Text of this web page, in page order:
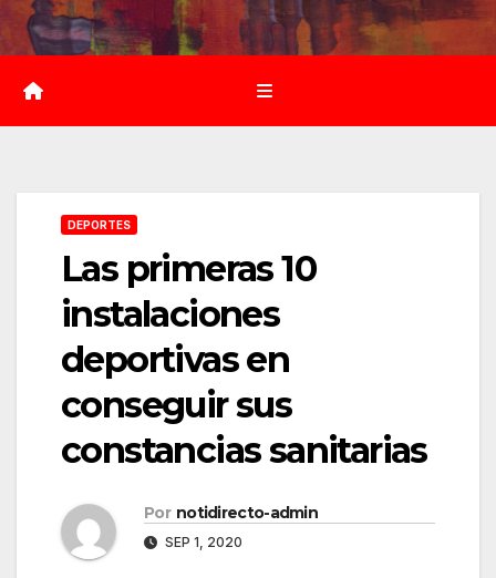
Saltar
al
contenido
DEPORTES
Las primeras 10
instalaciones
deportivas en
conseguir sus
constancias sanitarias
Por notidirecto-admin
SEP 1, 2020